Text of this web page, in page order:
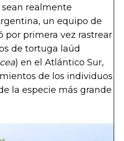
realmente
un equipo de
por primera vez rastrear
de tortuga laúd
) en el Atlántico Sur,
de los individuos
la especie más grande